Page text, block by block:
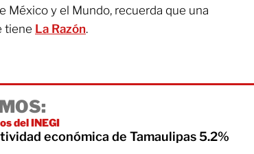
México y el Mundo, recuerda que una
tiene La Razón.
del INEGI
económica de Tamaulipas 5.2%